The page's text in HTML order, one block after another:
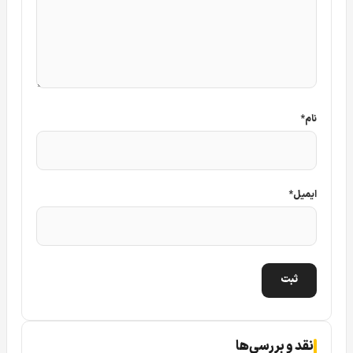
که در برآورد هزینه‌ها، تنها قیمت خود دوربین را لحاظ نکنند، بلکه
مدل DS-2CD6D44G1H-IZS بدون شک برنده‌ی بلامنازع رقابت
اقتصادی و فنی خواهد بود.
در سیستم‌های نظارتی، گستردگی دید نباید به قیمت افت کیفیت
تمام شود. مهندسان هایک ویژن در طراحی مدل DS-
2CD6D44G1H-IZS این اصل مهم را به شدت رعایت کرده‌اند. هر
نقد و بررسی‌ها
نام*
ایمیل*